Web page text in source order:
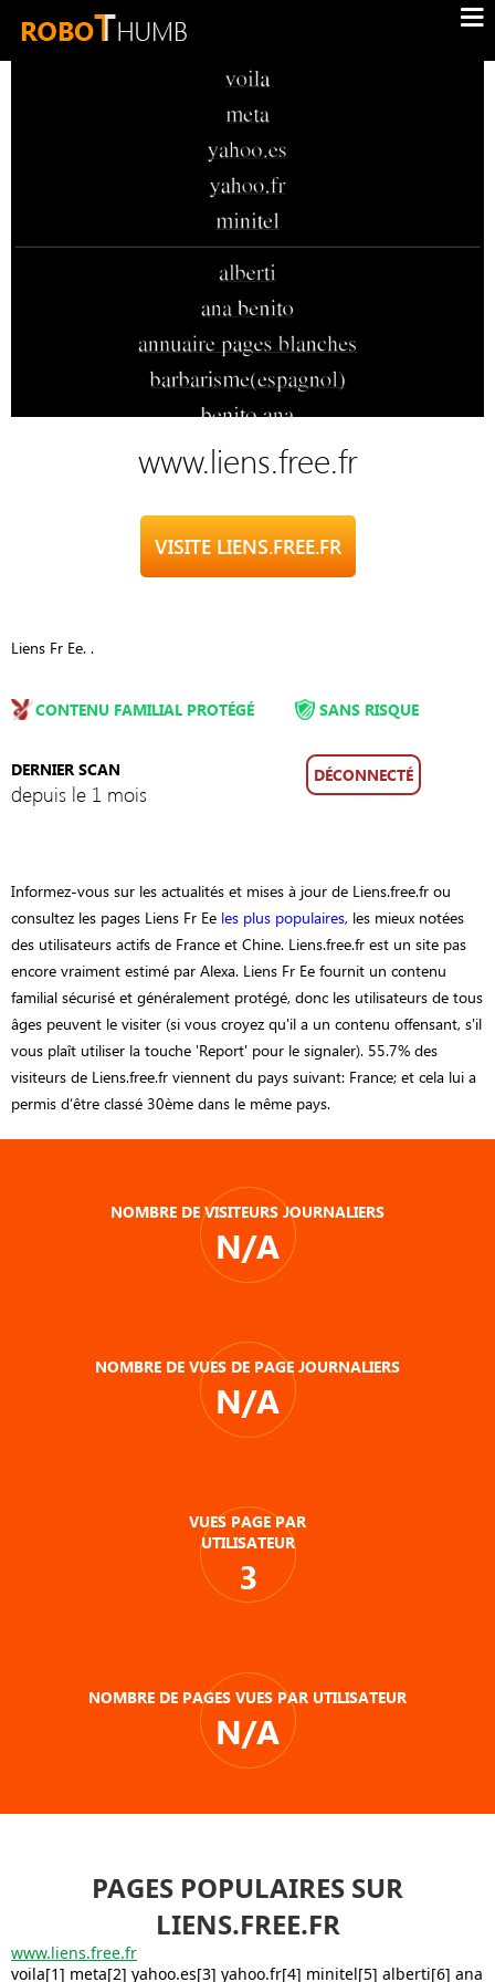
www.liens.free.fr
VISITE LIENS.FREE.FR
Liens Fr Ee. .
CONTENU FAMILIAL PROTÉGÉ
DERNIER SCAN
depuis le 1 mois
SANS RISQUE
DÉCONNECTÉ
Informez-vous sur les actualités et mises à jour de Liens.free.fr ou
consultez les pages Liens Fr Ee les plus populaires, les mieux notées
des utilisateurs actifs de France et Chine. Liens.free.fr est un site pas
encore vraiment estimé par Alexa. Liens Fr Ee fournit un contenu
familial sécurisé et généralement protégé, donc les utilisateurs de tous
âges peuvent le visiter (si vous croyez qu'il a un contenu offensant, s'il
vous plaît utiliser la touche 'Report' pour le signaler). 55.7% des
visiteurs de Liens.free.fr viennent du pays suivant: France; et cela lui a
permis d’être classé 30ème dans le même pays.
NOMBRE DE VISITEURS JOURNALIERS
N/A
NOMBRE DE VUES DE PAGE JOURNALIERS
N/A
VUES PAGE PAR
UTILISATEUR
3
NOMBRE DE PAGES VUES PAR UTILISATEUR
N/A
PAGES POPULAIRES SUR
LIENS.FREE.FR
www.liens.free.fr
voila[1] meta[2] yahoo.es[3] yahoo.fr[4] minitel[5] alberti[6] ana